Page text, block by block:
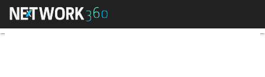
Pandemia e business